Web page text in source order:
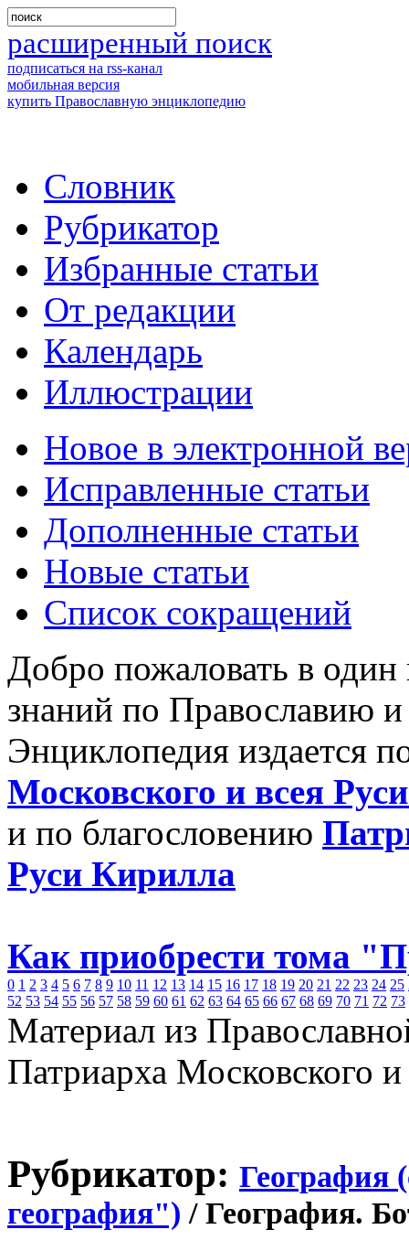
расширенный поиск
подписаться на rss-канал
мобильная версия
купить Православную энциклопедию
Словник
Рубрикатор
Избранные статьи
От редакции
Календарь
Иллюстрации
Новое в электронной
Исправленные статьи
Дополненные статьи
Новые статьи
Список сокращений
Добро пожаловать в
знаний по Православию
Энциклопедия издается
Московского и всея
и по благословению
Руси Кирилла
Как приобрести тома
0 1 2 3 4 5 6 7 8 9 10 11 12 13 14 15 16 17 18 19 20 21 22 23 24 25
52 53 54 55 56 57 58 59 60 61 62 63 64 65 66 67 68 69 70 71 72 73
Материал из
Патриарха Московского
Рубрикатор: География
география") / География.